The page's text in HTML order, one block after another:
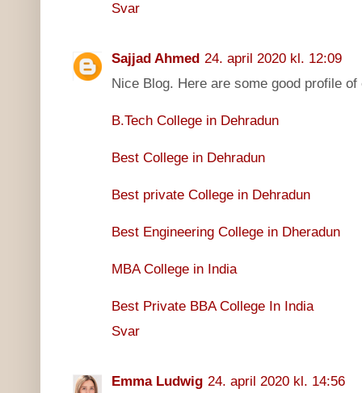
Svar
Sajjad Ahmed 24. april 2020 kl. 12:09
Nice Blog. Here are some good profile
B.Tech College in Dehradun
Best College in Dehradun
Best private College in Dehradun
Best Engineering College in Dheradun
MBA College in India
Best Private BBA College In India
Svar
Emma Ludwig 24. april 2020 kl. 14:56